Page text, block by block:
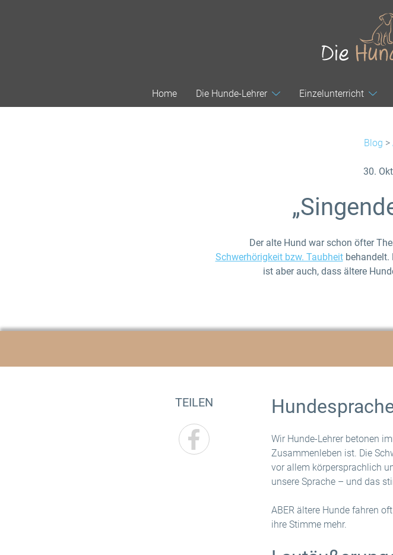
Blog >
30.
Der alte Hund war schon öfter
Schwerhörigkeit bzw. Taubheit behandelt.
ist aber auch, dass ältere
Wir Hunde-Lehrer betonen
Zusammenleben ist. Die
vor allem körpersprachlich
unsere Sprache – und das
ABER ältere Hunde fahren
ihre Stimme mehr.
TEILEN
Home Die Hunde-Lehrer Einzelunterricht